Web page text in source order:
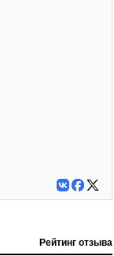
Рейтинг отзыва